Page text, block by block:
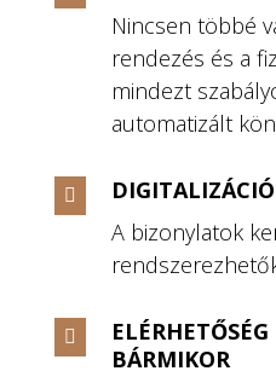
Nincsen többé
rendezés és a
mindezt
automatizált

DIGITALIZÁCIÓ
A bizonylatok

BÁRMIKOR